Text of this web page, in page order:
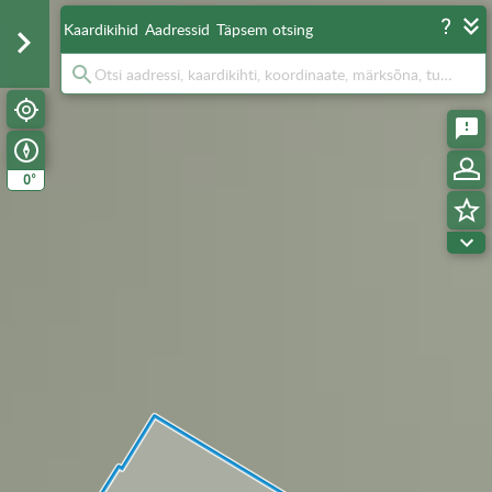
0°
Kaardikihid Aadressid Täpsem otsing